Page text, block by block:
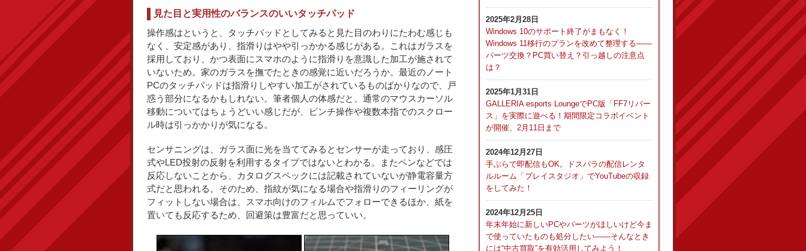
見た目と実用性のバランスのいいタッチパッド
操作感はというと、タッチパッドとしてみると見た目のわりにたわむ感じも
なく、安定感があり、指滑りはやや引っかかる感じがある。これはガラスを
採用しており、かつ表面にスマホのように指滑りを意識した加工が施されて
いないため。家のガラスを撫でたときの感覚に近いだろうか。最近のノート
PCのタッチパッドは指滑りしやすい加工がされているものばかりなので、戸
惑う部分になるかもしれない。筆者個人の体感だと、通常のマウスカーソル
移動についてはちょうどいい感じだが、ピンチ操作や複数本指でのスクロー
ル時は引っかかりが気になる。
センサニングは、ガラス面に光を当ててみるとセンサーが走っており、感圧
式やLED投射の反射を利用するタイプではないとわかる。またペンなどでは
反応しないことから、カタログスペックには記載されていないが静電容量方
式だと思われる。そのため、指紋が気になる場合や指滑りのフィーリングが
フィットしない場合は、スマホ向けのフィルムでフォローできるほか、紙を
置いても反応するため、回避策は豊富だと思っていい。
2025年2月28日
Windows 10のサポート終了がまもなく！
Windows 11移行のプランを改めて整理する――
パーツ交換？PC買い替え？引っ越しの注意点
は？
2025年1月31日
GALLERIA esports LoungeでPC版「FF7リバー
ス」を実際に遊べる！期間限定コラボイベント
が開催、2月11日まで
2024年12月27日
手ぶらで即配信もOK。ドスパラの配信レンタ
ルルーム「プレイスタジオ」でYouTubeの収録
をしてみた！
2024年12月25日
年末年始に新しいPCやパーツがほしいけど今ま
で使っていたものも処分したい――そんなとき
には“中古買取”を有効活用してみよう！